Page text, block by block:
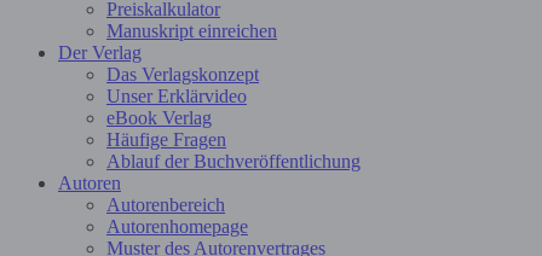
Preiskalkulator
Manuskript einreichen
Der Verlag
Das Verlagskonzept
Unser Erklärvideo
eBook Verlag
Häufige Fragen
Ablauf der Buchveröffentlichung
Autoren
Autorenbereich
Autorenhomepage
Muster des Autorenvertrages